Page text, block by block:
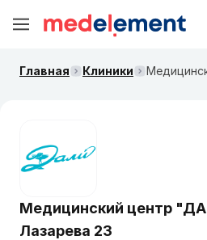
Главная Клиники
Медицинский центр
Лазарева 23